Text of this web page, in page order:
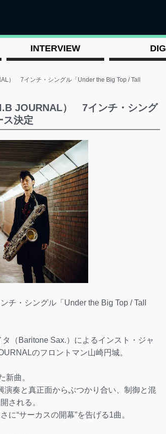
INTERVIEW DIG
） 7インチ・シングル「Under the Big Top / Tall
JOURNAL） 7インチ・シング
決定
チ・シングル「Under the Big Top / Tall
（Baritone Sax.）によるインスト・ジャ
のフロントマン山崎円城。
新曲。
奏と真正面からぶつかり合い、制御と混
される。
“サーカスの開幕”を告げる1曲。